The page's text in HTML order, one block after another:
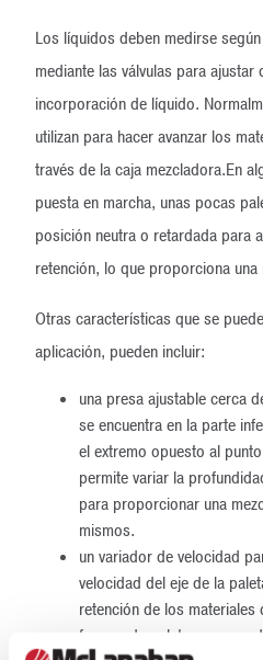
Los líquidos deben medirse
mediante las válvulas para
incorporación de líquido.
utilizan para hacer avanzar los
través de la caja mezcladora.En
puesta en marcha, unas pocas
posición neutra o retardada para
retención, lo que proporciona una
Otras características que se
aplicación, pueden incluir:
una presa ajustable cerca
se encuentra en la parte
el extremo opuesto al
permite variar la
para proporcionar una
mismos.
un variador de velocidad
velocidad del eje de la
retención de los materiales
formas de paletas que